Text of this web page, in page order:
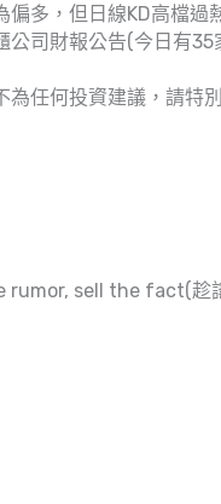
偏多，但日線KD高檔
公司財報公告(今日有
為任何投資建議，請特
rumor, sell the fact(趁